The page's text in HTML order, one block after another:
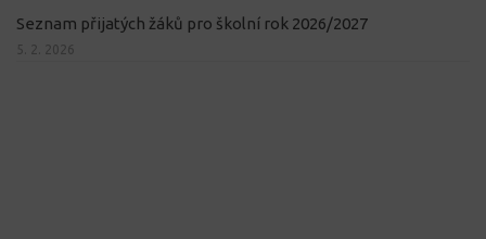
Seznam přijatých žáků pro školní rok 2026/2027
5. 2. 2026